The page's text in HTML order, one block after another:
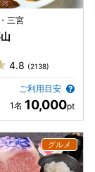
三宮
4.8 (2138)
ご利用目安
10,000